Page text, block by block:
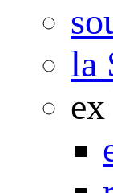
la